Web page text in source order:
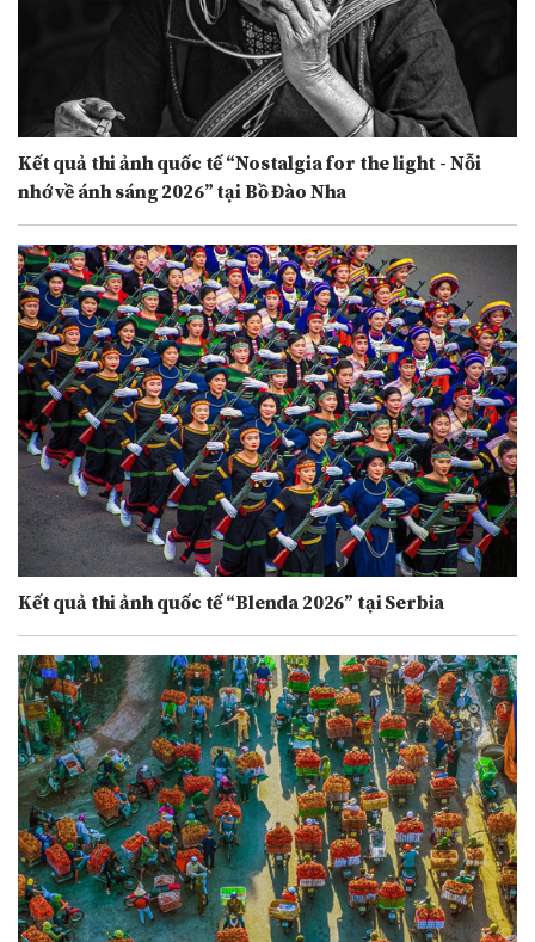
Kết quả thi ảnh quốc tế “Nostalgia for the light - Nỗi
nhớ về ánh sáng 2026” tại Bồ Đào Nha
Kết quả thi ảnh quốc tế “Blenda 2026” tại Serbia